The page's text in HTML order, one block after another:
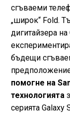
сгъваеми
„широк“ Fold.
дигитайзера
бъдещи
помогне на
технологията
серията Galaxy